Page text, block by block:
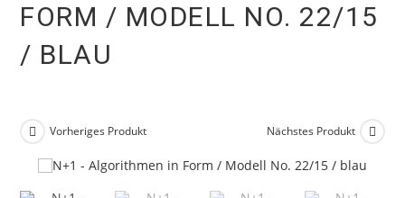
FORM / MODELL NO. 22/15
/ BLAU
Vorheriges Produkt Nächstes Produkt